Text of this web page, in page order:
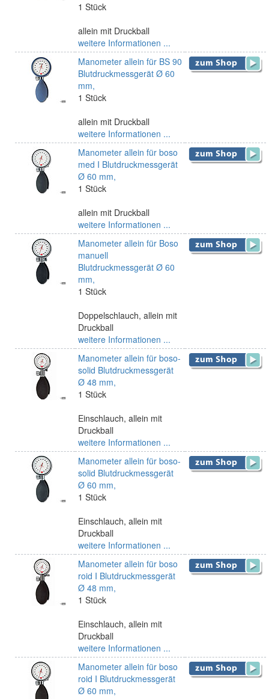
1 Stück
allein mit Druckball
weitere Informationen ...
Manometer allein für BS 90
Blutdruckmessgerät Ø 60
mm,
1 Stück
allein mit Druckball
weitere Informationen ...
Manometer allein für boso
med I Blutdruckmessgerät
Ø 60 mm,
1 Stück
allein mit Druckball
weitere Informationen ...
Manometer allein für Boso
manuell
Blutdruckmessgerät Ø 60
mm,
1 Stück
Doppelschlauch, allein mit
Druckball
weitere Informationen ...
Manometer allein für boso-
solid Blutdruckmessgerät
Ø 48 mm,
1 Stück
Einschlauch, allein mit
Druckball
weitere Informationen ...
Manometer allein für boso-
solid Blutdruckmessgerät
Ø 60 mm,
1 Stück
Einschlauch, allein mit
Druckball
weitere Informationen ...
Manometer allein für boso
roid I Blutdruckmessgerät
Ø 48 mm,
1 Stück
Einschlauch, allein mit
Druckball
weitere Informationen ...
Manometer allein für boso
roid I Blutdruckmessgerät
Ø 60 mm,